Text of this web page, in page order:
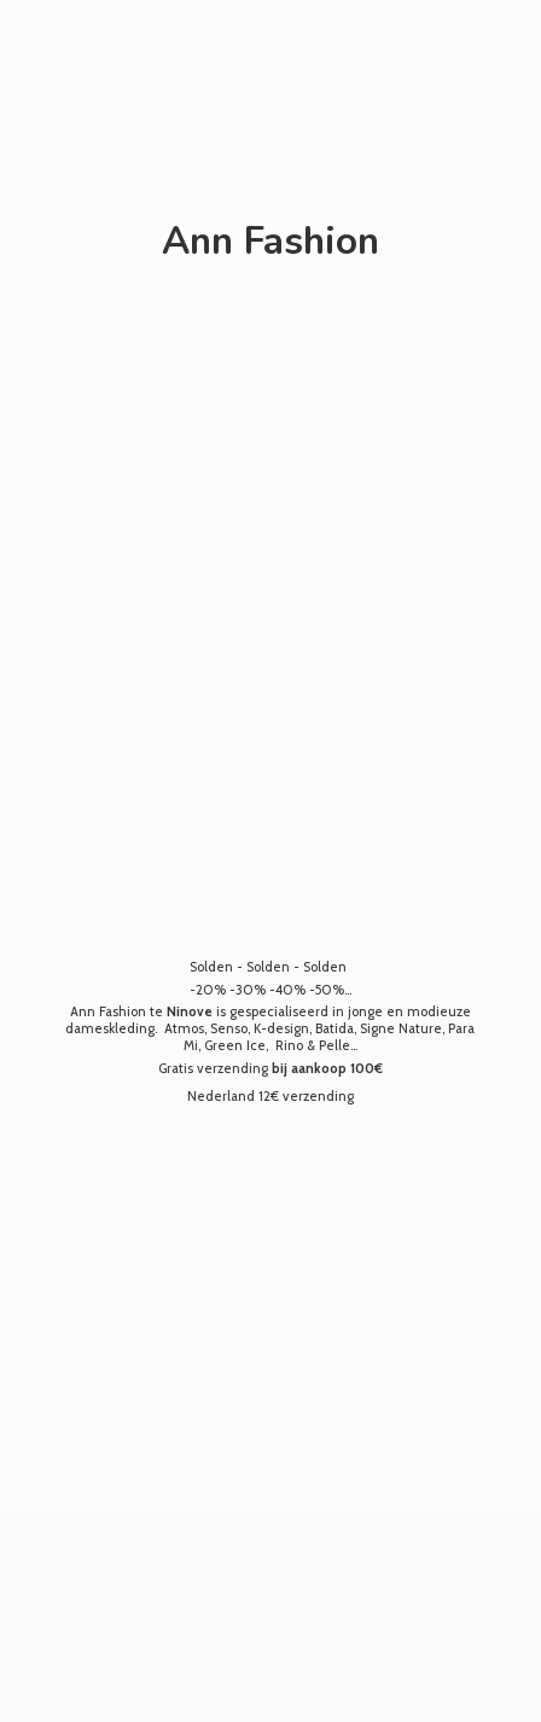
Ann Fashion
Solden - Solden - Solden
-20% -30% -40% -50%...
Ann Fashion te Ninove is gespecialiseerd in jonge en modieuze
dameskleding. Atmos, Senso, K-design, Batida, Signe Nature, Para
Mi, Green Ice, Rino & Pelle...
Gratis verzending bij aankoop 100€
Nederland 12€ verzending